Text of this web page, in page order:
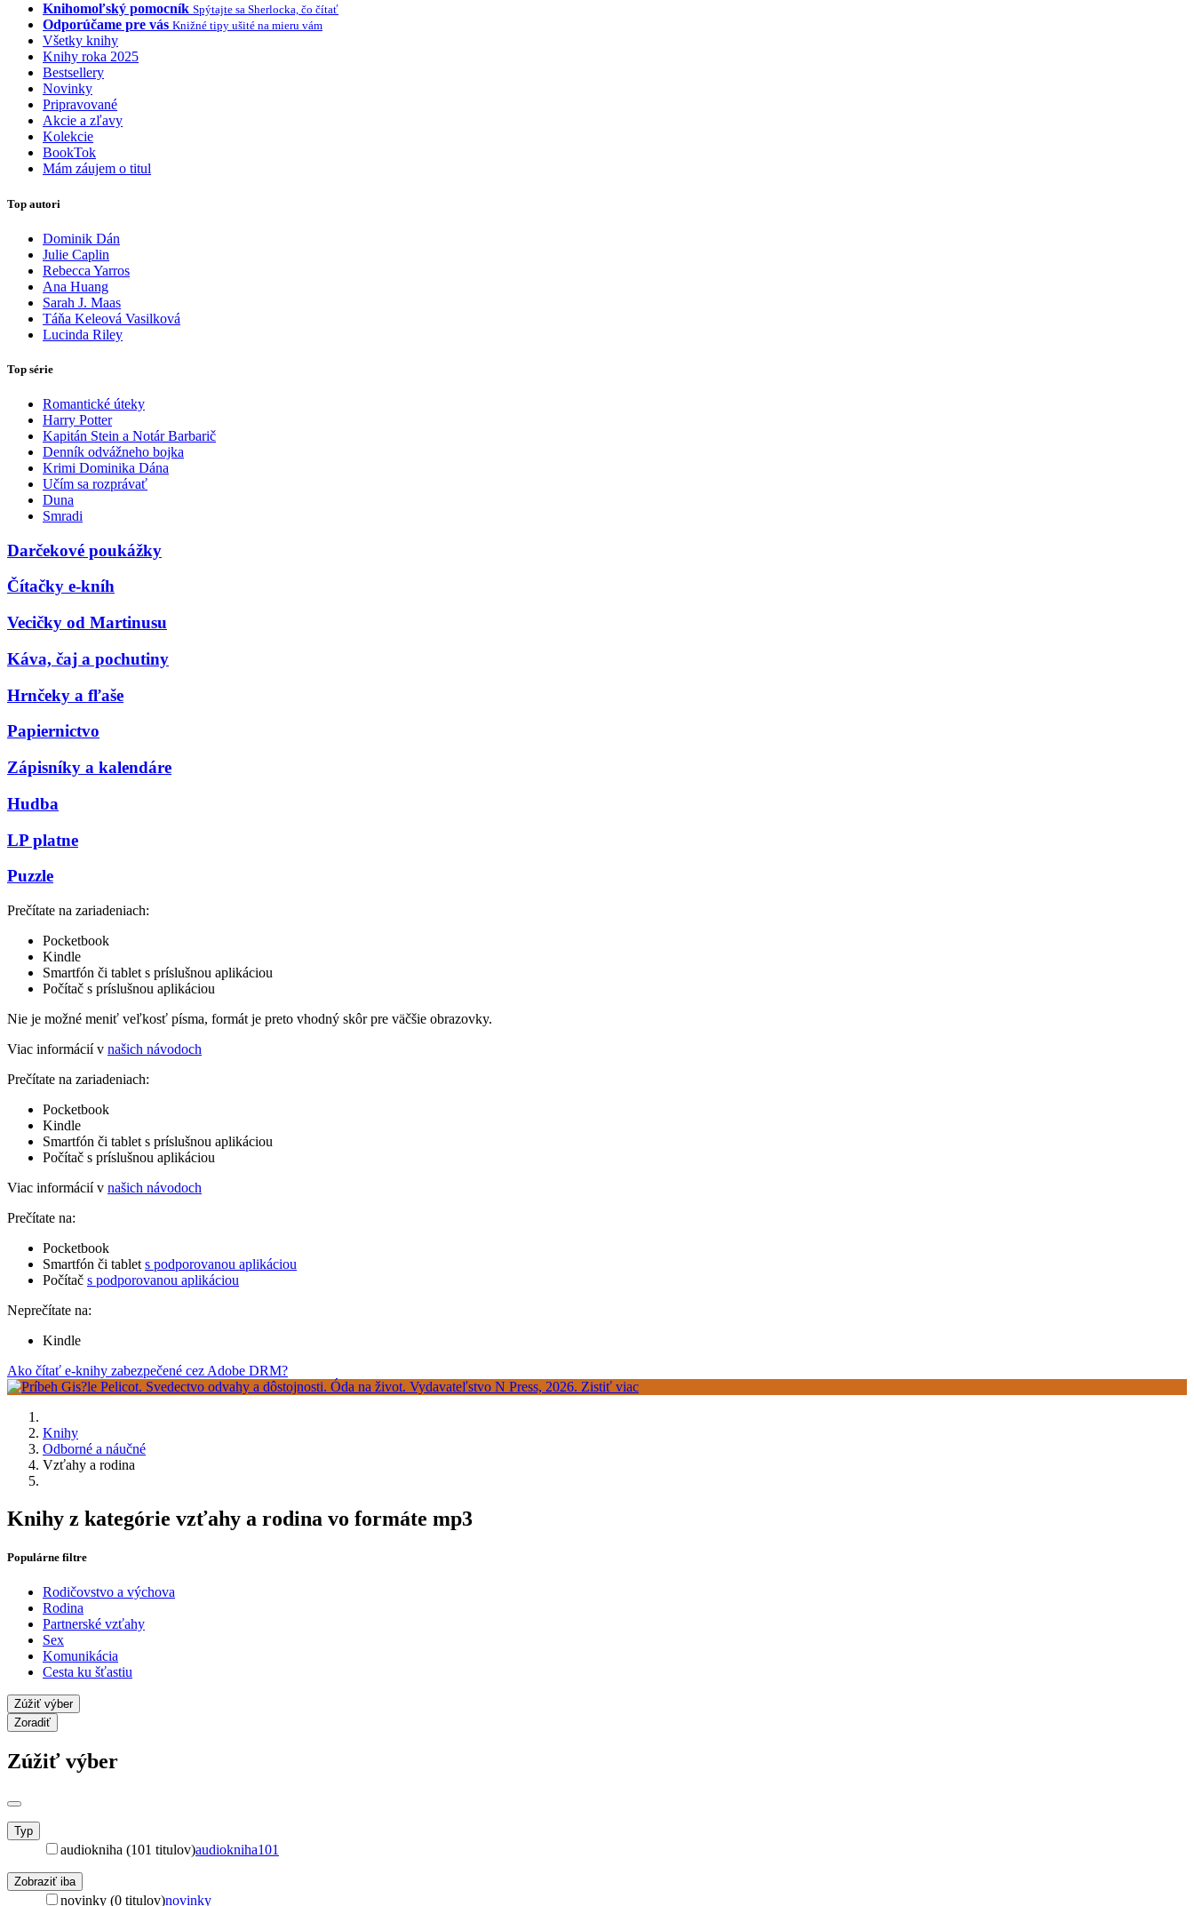
Knihomoľský pomocník Spýtajte sa Sherlocka, čo čítať
Odporúčame pre vás Knižné tipy ušité na mieru vám
Všetky knihy
Knihy roka 2025
Bestsellery
Novinky
Pripravované
Akcie a zľavy
Kolekcie
BookTok
Mám záujem o titul
Top autori
Dominik Dán
Julie Caplin
Rebecca Yarros
Ana Huang
Sarah J. Maas
Táňa Keleová Vasilková
Lucinda Riley
Top série
Romantické úteky
Harry Potter
Kapitán Stein a Notár Barbarič
Denník odvážneho bojka
Krimi Dominika Dána
Učím sa rozprávať
Duna
Smradi
Darčekové poukážky
Čítačky e-kníh
Vecičky od Martinusu
Káva, čaj a pochutiny
Hrnčeky a fľaše
Papiernictvo
Zápisníky a kalendáre
Hudba
LP platne
Puzzle
Prečítate na zariadeniach:
Pocketbook
Kindle
Smartfón či tablet s príslušnou aplikáciou
Počítač s príslušnou aplikáciou
Nie je možné meniť veľkosť písma, formát je preto vhodný skôr pre väčšie obrazovky.
Viac informácií v našich návodoch
Prečítate na zariadeniach:
Pocketbook
Kindle
Smartfón či tablet s príslušnou aplikáciou
Počítač s príslušnou aplikáciou
Viac informácií v našich návodoch
Prečítate na:
Pocketbook
Smartfón či tablet s podporovanou aplikáciou
Počítač s podporovanou aplikáciou
Neprečítate na:
Kindle
Ako čítať e-knihy zabezpečené cez Adobe DRM?
Knihy
Odborné a náučné
Vzťahy a rodina
Knihy z kategórie vzťahy a rodina vo formáte mp3
Populárne filtre
Rodičovstvo a výchova
Rodina
Partnerské vzťahy
Sex
Komunikácia
Cesta ku šťastiu
Zúžiť výber
Zoradiť
Zúžiť výber
Typ
audiokniha (101 titulov)audiokniha101
Zobraziť iba
novinky (0 titulov)novinky